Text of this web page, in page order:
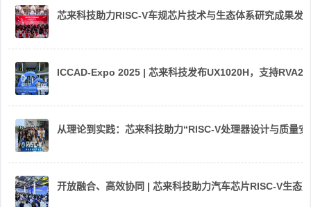
芯来科技助力RISC-V车规芯片技术与生态体系研究成果发
ICCAD-Expo 2025 | 芯来科技发布UX1020H，支持
从理论到实践：芯来科技助力“RISC-V处理器设计与质量
开放融合、高效协同 | 芯来科技助力汽车芯片RISC-V生态